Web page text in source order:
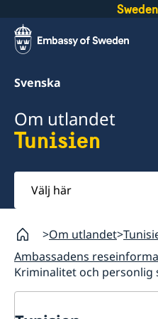
Svenska
Om utlandet
Tunisien
Välj
här
Om utlandet
Ambassadens
Kriminalitet och personlig